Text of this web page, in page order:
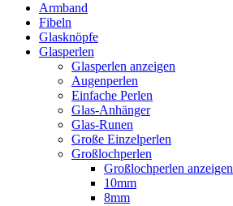
Armband
Fibeln
Glasknöpfe
Glasperlen
Glasperlen anzeigen
Augenperlen
Einfache Perlen
Glas-Anhänger
Glas-Runen
Große Einzelperlen
Großlochperlen
Großlochperlen anzeigen
10mm
8mm